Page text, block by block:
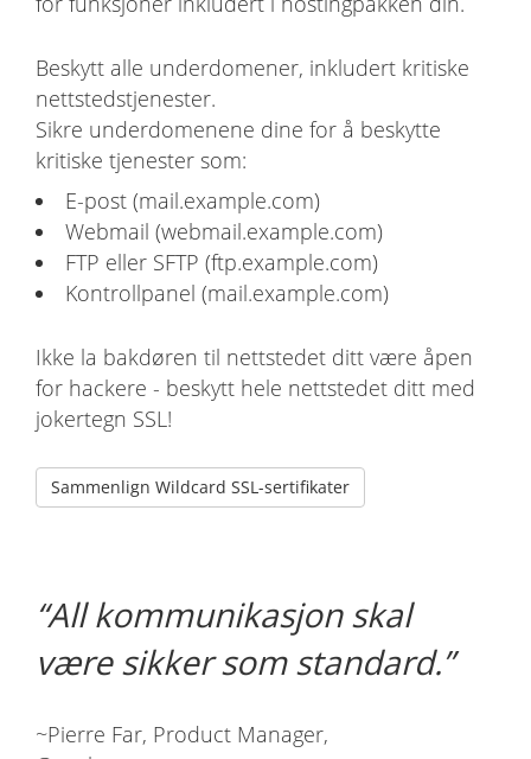
Beskytt alle underdomener, inkludert kritiske
nettstedstjenester.
Sikre underdomenene dine for å beskytte
kritiske tjenester som:
E-post (mail.example.com)
Webmail (webmail.example.com)
FTP eller SFTP (ftp.example.com)
Kontrollpanel (mail.example.com)
Ikke la bakdøren til nettstedet ditt være åpen
for hackere - beskytt hele nettstedet ditt med
jokertegn SSL!
Sammenlign Wildcard SSL-sertifikater
All kommunikasjon skal
være sikker som standard.
~Pierre Far, Product Manager,